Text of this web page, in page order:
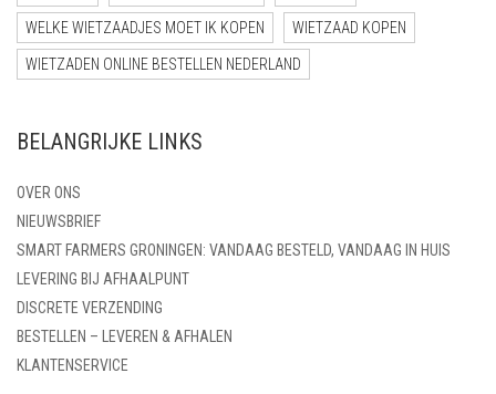
WELKE WIETZAADJES MOET IK KOPEN WIETZAAD KOPEN
WIETZADEN ONLINE BESTELLEN NEDERLAND
BELANGRIJKE LINKS
OVER ONS
NIEUWSBRIEF
SMART FARMERS GRONINGEN: VANDAAG BESTELD, VANDAAG IN HUIS
LEVERING BIJ AFHAALPUNT
DISCRETE VERZENDING
BESTELLEN – LEVEREN & AFHALEN
KLANTENSERVICE